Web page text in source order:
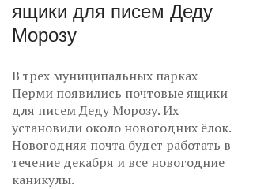
ящики для писем Деду
Морозу
В трех муниципальных парках
Перми появились почтовые ящики
для писем Деду Морозу. Их
установили около новогодних ёлок.
Новогодняя почта будет работать в
течение декабря и все новогодние
каникулы.